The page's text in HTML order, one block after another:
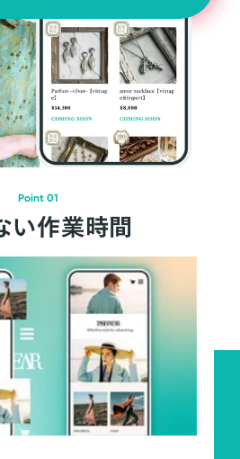
3つの理由
Point 01
い作業時間